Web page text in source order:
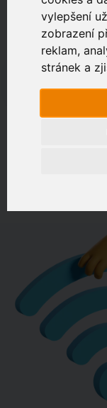
vylepšení
zobrazení
reklam,
stránek a
Zákaznický portál
Jak rychlé je